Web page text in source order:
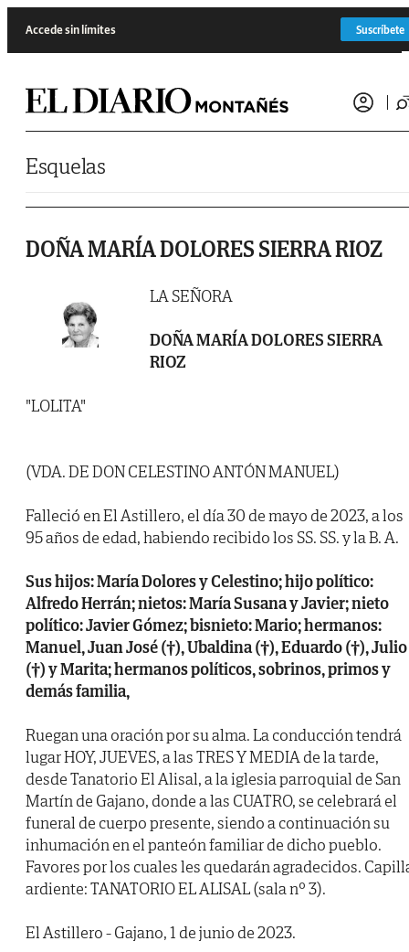
Accede sin límites Suscríbete
Esquelas
DOÑA MARÍA DOLORES SIERRA RIOZ
LA SEÑORA
DOÑA MARÍA DOLORES SIERRA
RIOZ
"LOLITA"
(VDA. DE DON CELESTINO ANTÓN MANUEL)
Falleció en El Astillero, el día 30 de mayo de 2023, a los
95 años de edad, habiendo recibido los SS. SS. y la B. A.
Sus hijos: María Dolores y Celestino; hijo político:
Alfredo Herrán; nietos: María Susana y Javier; nieto
político: Javier Gómez; bisnieto: Mario; hermanos:
Manuel, Juan José (†), Ubaldina (†), Eduardo (†), Julio
(†) y Marita; hermanos políticos, sobrinos, primos y
demás familia,
Ruegan una oración por su alma. La conducción tendrá
lugar HOY, JUEVES, a las TRES Y MEDIA de la tarde,
desde Tanatorio El Alisal, a la iglesia parroquial de San
Martín de Gajano, donde a las CUATRO, se celebrará el
funeral de cuerpo presente, siendo a continuación su
inhumación en el panteón familiar de dicho pueblo.
Favores por los cuales les quedarán agradecidos.
ardiente: TANATORIO EL ALISAL (sala nº 3).
El Astillero - Gajano, 1 de junio de 2023.